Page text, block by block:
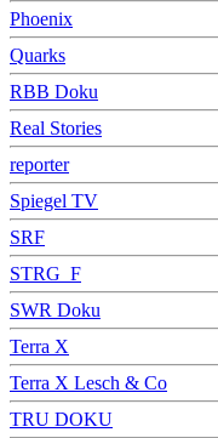
Phoenix
Quarks
RBB Doku
Real Stories
reporter
Spiegel TV
SRF
STRG_F
SWR Doku
Terra X
Terra X Lesch & Co
TRU DOKU